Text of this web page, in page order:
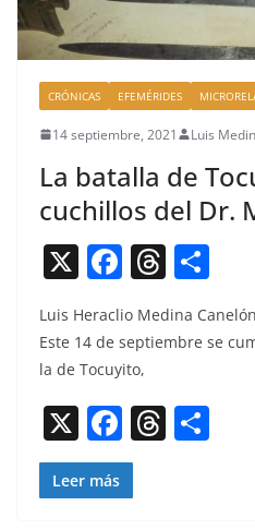
CRÓNICAS EFEMÉRIDES
14 septiembre, 2021 Luis
La batalla de
cuchillos del Dr.
X F
c
e
b
o
o
k
T
h
re
d
s
m
Luis Her­a­clio Med­i­na
Este 14 de sep­tiem­bre se
la de Tocuyito,
X F
a
c
T
Leer más